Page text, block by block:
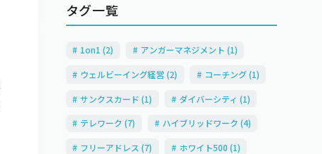
タグ一覧
1on1 (2) アンガーマネジメント (1)
ウェルビーイング経営 (2) コーチング (1)
サンクスカード (1) ダイバーシティ (1)
テレワーク (7) ハイブリッドワーク (4)
フリーアドレス (7) ホワイト500 (1)